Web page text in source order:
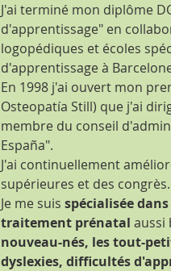
J'ai terminé mon diplôme
d'apprentissage" en
logopédiques et écoles
d'apprentissage à
En 1998 j'ai ouvert mon
Osteopatía Still) que j'ai
membre du conseil
España".
J'ai continuellement
supérieures et des congrès.
Je me suis spécialisée
traitement prénatal aussi
nouveau-nés, les tout-
dyslexies, difficultés